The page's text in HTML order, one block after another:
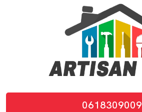
0618309009